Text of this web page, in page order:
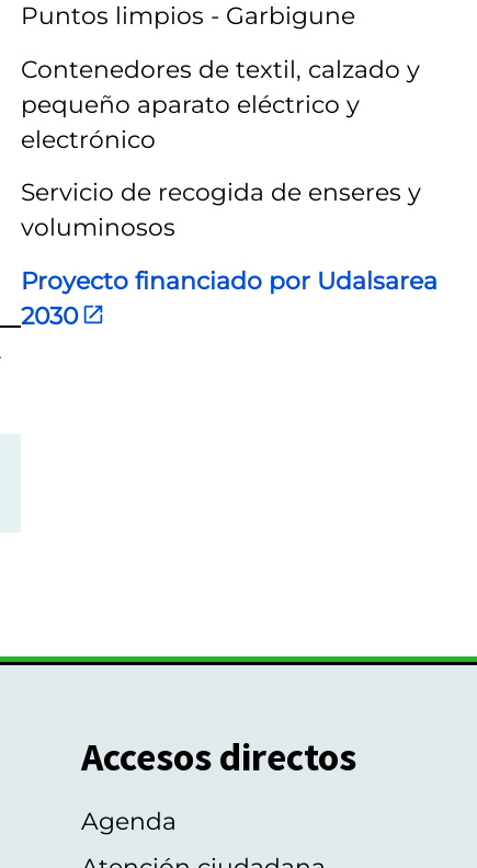
Puntos limpios - Garbigune
Contenedores de textil, calzado y
pequeño aparato eléctrico y
electrónico
Servicio de recogida de enseres y
voluminosos
Proyecto financiado por Udalsarea
2030
Accesos directos
Agenda